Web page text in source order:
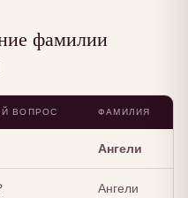
фамилии
ВОПРОС ФАМИЛИЯ
Ангели
Ангели